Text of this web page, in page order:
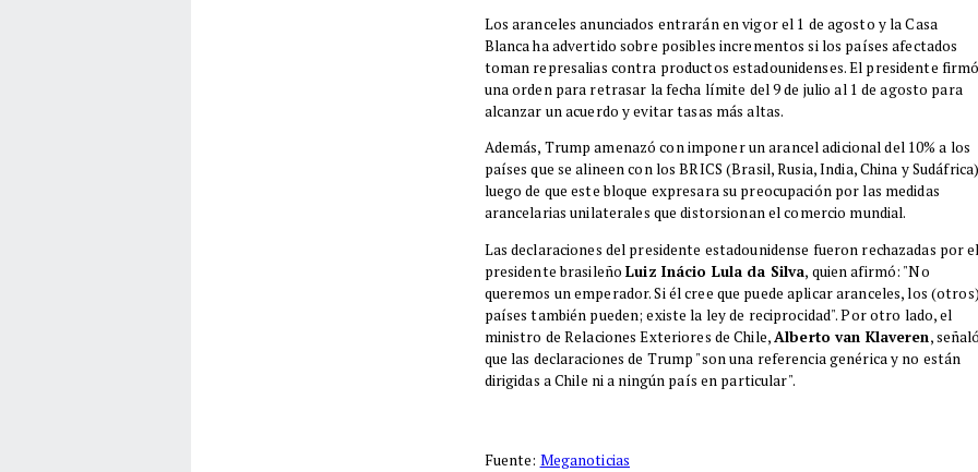
Los aranceles anunciados entrarán en vigor el 1 de agosto y la Casa
Blanca ha advertido sobre posibles incrementos si los países afectados
toman represalias contra productos estadounidenses. El presidente firmó
una orden para retrasar la fecha límite del 9 de julio al 1 de agosto para
alcanzar un acuerdo y evitar tasas más altas.
Además, Trump amenazó con imponer un arancel adicional del 10% a los
países que se alineen con los BRICS (Brasil, Rusia, India, China y Sudáfrica)
luego de que este bloque expresara su preocupación por las medidas
arancelarias unilaterales que distorsionan el comercio mundial.
Las declaraciones del presidente estadounidense fueron rechazadas por el
presidente brasileñoLuiz Inácio Lula da Silva, quien afirmó: "No
queremos un emperador. Si él cree que puede aplicar aranceles, los (otros)
países también pueden; existe la ley de reciprocidad". Por otro lado, el
ministro de Relaciones Exteriores de Chile,Alberto van Klaveren, señaló
que las declaraciones de Trump "son una referencia genérica y no están
dirigidas a Chile ni a ningún país en particular".
Fuente: Meganoticias